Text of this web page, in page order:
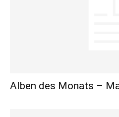
Alben des Monats –